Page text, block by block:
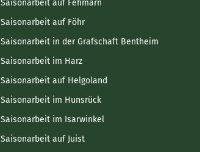
Saisonarbeit auf Fehmarn
Saisonarbeit auf Föhr
Saisonarbeit in der Grafschaft Bentheim
Saisonarbeit im Harz
Saisonarbeit auf Helgoland
Saisonarbeit im Hunsrück
Saisonarbeit im Isarwinkel
Saisonarbeit auf Juist